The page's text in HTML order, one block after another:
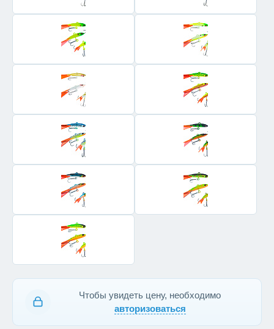
Чтобы увидеть цену, необходимо
авторизоваться